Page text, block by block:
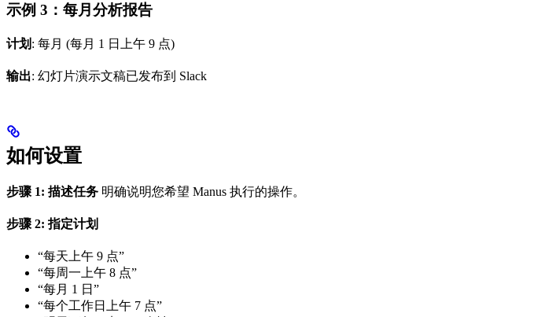
示例 3：每月分析报告
计划 : 每月 (每月 1 日上午 9 点)
输出: 幻灯片演示文稿已发布到 Slack
如何设置
步骤 1: 描述任务 明确说明您希望 Manus 执行的操作。
步骤 2: 指定计划
“每天上午 9 点”
“每周一上午 8 点”
“每月 1 日”
“每个工作日上午 7 点”